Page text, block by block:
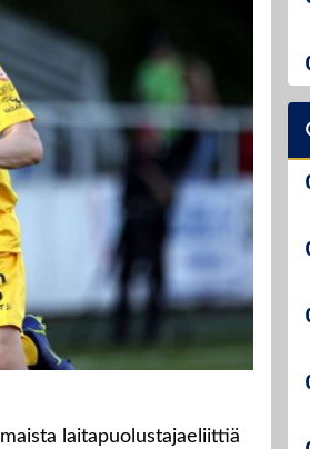
laitapuolustajaeliittiä